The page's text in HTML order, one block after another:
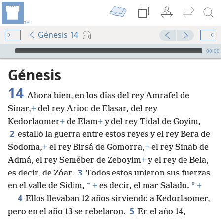
Génesis 14
Audio Player
00:00
Génesis
14 Ahora bien, en los días del rey Amrafel de
Sinar,+ del rey Arioc de Elasar, del rey
Kedorlaomer+ de Elam+ y del rey Tidal de Goyim,
2 estalló la guerra entre estos reyes y el rey Bera de
Sodoma,+ el rey Birsá de Gomorra,+ el rey Sinab de
Admá, el rey Seméber de Zeboyim+ y el rey de Bela,
es decir, de Zóar. 3 Todos estos unieron sus fuerzas
en el valle de Sidim, * + es decir, el mar Salado. * +
4 Ellos llevaban 12 años sirviendo a Kedorlaomer,
pero en el año 13 se rebelaron. 5 En el año 14,